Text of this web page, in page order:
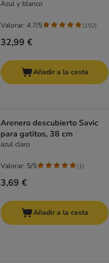
Azul y blanco
32,99 €
Valorar: 4.7/5 (192)
Añadir a la cesta
Arenero descubierto Savic
para gatitos, 38 cm
azul claro
3,69 €
Valorar: 5/5 (1)
Añadir a la cesta